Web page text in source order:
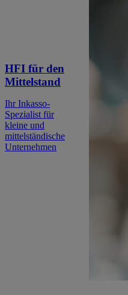
HFI für den
Mittelstand
Ihr Inkasso-
Spezialist für
kleine und
mittelständische
Unternehmen